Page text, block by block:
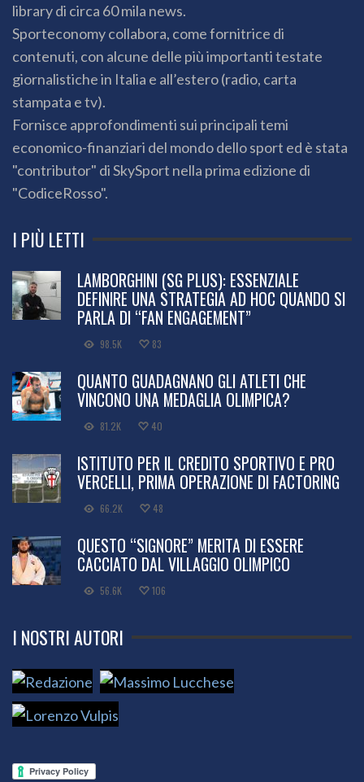
library di circa 60 mila news.
Sporteconomy collabora, come fornitrice di
contenuti, con alcune delle più importanti testate
giornalistiche in Italia e all’estero (radio, carta
stampata e tv).
Fornisce approfondimenti sui principali temi
economico-finanziari del mondo dello sport ed è stata
"contributor" di SkySport nella prima edizione di
"CodiceRosso".
I PIÙ LETTI
LAMBORGHINI (SG PLUS): ESSENZIALE
DEFINIRE UNA STRATEGIA AD HOC QUANDO SI
PARLA DI “FAN ENGAGEMENT”
98.5K 83
QUANTO GUADAGNANO GLI ATLETI CHE
VINCONO UNA MEDAGLIA OLIMPICA?
81.2K 40
ISTITUTO PER IL CREDITO SPORTIVO E PRO
VERCELLI, PRIMA OPERAZIONE DI FACTORING
66.2K 48
QUESTO “SIGNORE” MERITA DI ESSERE
CACCIATO DAL VILLAGGIO OLIMPICO
56.6K 106
I NOSTRI AUTORI